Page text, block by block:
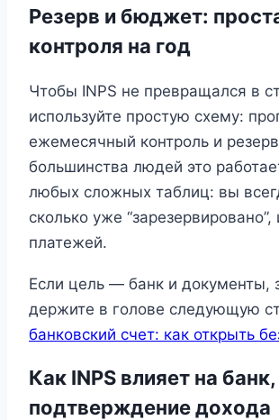
Резерв и бюджет:
контроля на год
Чтобы INPS не превращался в
используйте простую схему:
ежемесячный контроль и
большинства людей это
любых сложных таблиц: вы
сколько уже “зарезервировано”,
платежей.
Если цель — банк и документы,
держите в голове следующую
банковский счет: как открыть
Как INPS влияет на
подтверждение дохода